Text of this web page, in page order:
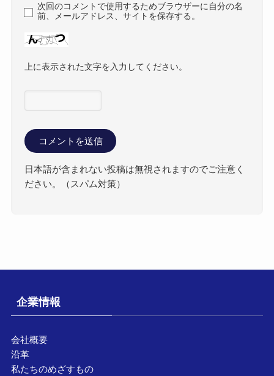
次回のコメントで使用するためブラウザーに自分の名
前、メールアドレス、サイトを保存する。
上に表示された文字を入力してください。
日本語が含まれない投稿は無視されますのでご注意く
ださい。（スパム対策）
企業情報
会社概要
沿革
私たちのめざすもの